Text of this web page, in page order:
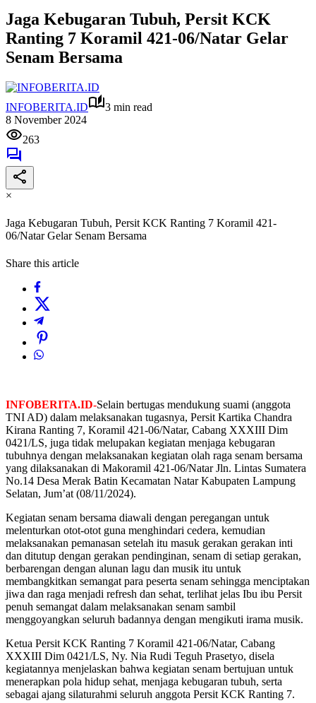
Jaga Kebugaran Tubuh, Persit KCK
Ranting 7 Koramil 421-06/Natar Gelar
Senam Bersama
INFOBERITA.ID
3 min read
8 November 2024
263
×
Jaga Kebugaran Tubuh, Persit KCK Ranting 7 Koramil 421-
06/Natar Gelar Senam Bersama
Share this article
INFOBERITA.ID-Selain bertugas mendukung suami (anggota
TNI AD) dalam melaksanakan tugasnya, Persit Kartika Chandra
Kirana Ranting 7, Koramil 421-06/Natar, Cabang XXXIII Dim
0421/LS, juga tidak melupakan kegiatan menjaga kebugaran
tubuhnya dengan melaksanakan kegiatan olah raga senam bersama
yang dilaksanakan di Makoramil 421-06/Natar Jln. Lintas Sumatera
No.14 Desa Merak Batin Kecamatan Natar Kabupaten Lampung
Selatan, Jum’at (08/11/2024).
Kegiatan senam bersama diawali dengan peregangan untuk
melenturkan otot-otot guna menghindari cedera, kemudian
melaksanakan pemanasan setelah itu masuk gerakan gerakan inti
dan ditutup dengan gerakan pendinginan, senam di setiap gerakan,
berbarengan dengan alunan lagu dan musik itu untuk
membangkitkan semangat para peserta senam sehingga menciptakan
jiwa dan raga menjadi refresh dan sehat, terlihat jelas Ibu ibu Persit
penuh semangat dalam melaksanakan senam sambil
menggoyangkan seluruh badannya dengan mengikuti irama musik.
Ketua Persit KCK Ranting 7 Koramil 421-06/Natar, Cabang
XXXIII Dim 0421/LS, Ny. Nia Rudi Teguh Prasetyo, disela
kegiatannya menjelaskan bahwa kegiatan senam bertujuan untuk
menerapkan pola hidup sehat, menjaga kebugaran tubuh, serta
sebagai ajang silaturahmi seluruh anggota Persit KCK Ranting 7.